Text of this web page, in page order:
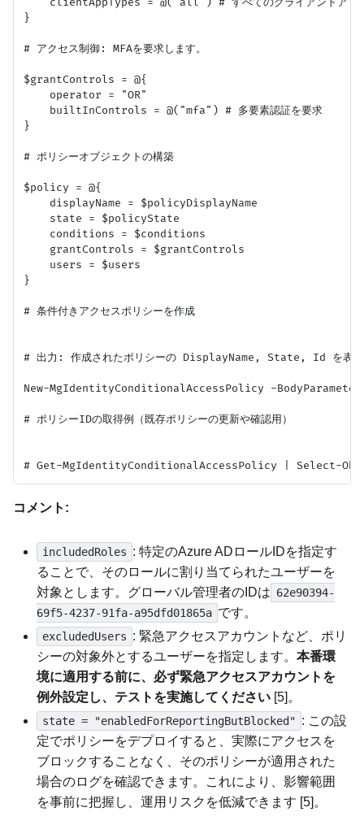
}
# アクセス制御: MFAを要求します。
$grantControls = @{
    operator = "OR"
    builtInControls = @("mfa") # 多要素認証を要求
}
# ポリシーオブジェクトの構築
$policy = @{
    displayName = $policyDisplayName
    state = $policyState
    conditions = $conditions
    grantControls = $grantControls
    users = $users
}
# 条件付きアクセスポリシーを作成
# 出力: 作成されたポリシーの DisplayName, State, Id を表示
New-MgIdentityConditionalAccessPolicy -
# ポリシーIDの取得例（既存ポリシーの更新や確認用）
コメント:
includedRoles : 特定のAzure ADロールIDを指定す
ることで、そのロールに割り当てられたユーザーを
対象とします。グローバル管理者のIDは 62e90394-
69f5-4237-91fa-a95dfd01865a です。
excludedUsers : 緊急アクセスアカウントなど、ポリ
シーの対象外とするユーザーを指定します。本番環
境に適用する前に、必ず緊急アクセスアカウントを
例外設定し、テストを実施してください [5]。
state = "enabledForReportingButBlocked" : この設
定でポリシーをデプロイすると、実際にアクセスを
ブロックすることなく、そのポリシーが適用された
場合のログを確認できます。これにより、影響範囲
を事前に把握し、運用リスクを低減できます [5]。